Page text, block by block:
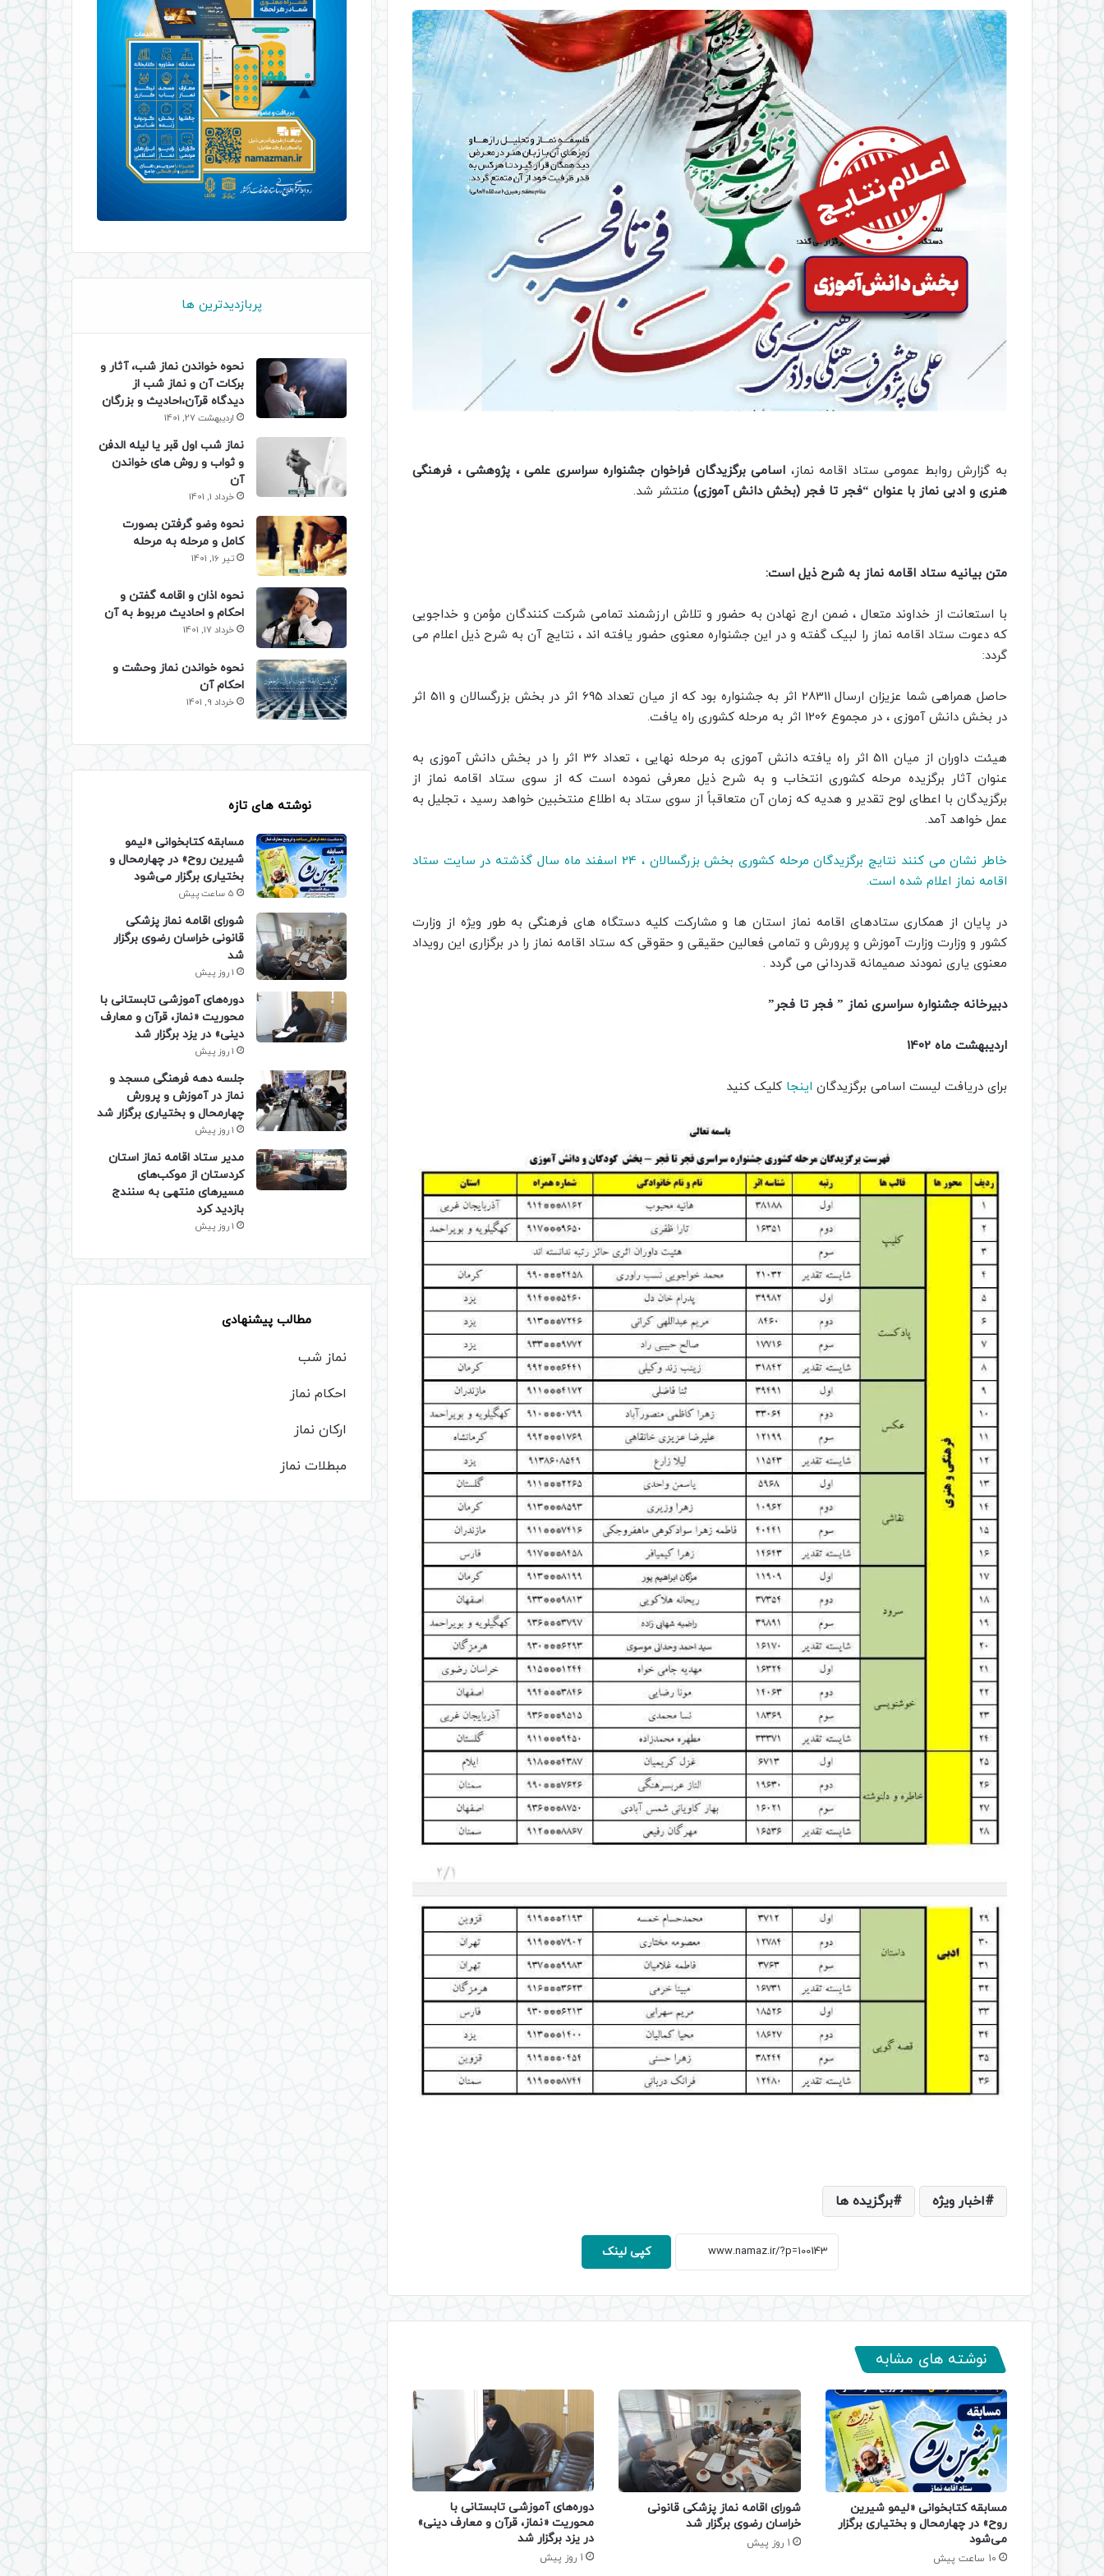
به گزارش روابط عمومی ستاد اقامه نماز، اسامی برگزیدگان فراخوان جشنواره سراسری علمی ، پژوهشی ، فرهنگی
هنری و ادبی نماز با عنوان “فجر تا فجر (بخش دانش آموزی) منتشر شد.
متن بیانیه ستاد اقامه نماز به شرح ذیل است:
با استعانت از خداوند متعال ، ضمن ارج نهادن به حضور و تلاش ارزشمند تمامی شرکت کنندگان مؤمن و خداجویی
که دعوت ستاد اقامه نماز را لبیک گفته و در این جشنواره معنوی حضور یافته اند ، نتایج آن به شرح ذیل اعلام می
گردد:
حاصل همراهی شما عزیزان ارسال 28311 اثر به جشنواره بود که از میان تعداد 695 اثر در بخش بزرگسالان و 511 اثر
در بخش دانش آموزی ، در مجموع 1206 اثر به مرحله کشوری راه یافت.
هیئت داوران از میان 511 اثر راه یافته دانش آموزی به مرحله نهایی ، تعداد 36 اثر را در بخش دانش آموزی به
عنوان آثار برگزیده مرحله کشوری انتخاب و به شرح ذیل معرفی نموده است که از سوی ستاد اقامه نماز از
برگزیدگان با اعطای لوح تقدیر و هدیه که زمان آن متعاقباً از سوی ستاد به اطلاع منتخبین خواهد رسید ، تجلیل به
عمل خواهد آمد.
خاطر نشان می کنند نتایج برگزیدگان مرحله کشوری بخش بزرگسالان ، 24 اسفند ماه سال گذشته در سایت ستاد
اقامه نماز اعلام شده است.
در پایان از همکاری ستادهای اقامه نماز استان ها و مشارکت کلیه دستگاه های فرهنگی به طور ویژه از وزارت
کشور و وزارت وزارت آموزش و پرورش و تمامی فعالین حقیقی و حقوقی که ستاد اقامه نماز را در برگزاری این رویداد
معنوی یاری نمودند صمیمانه قدردانی می گردد .
دبیرخانه جشنواره سراسری نماز ” فجر تا فجر”
اردیبهشت ماه 1402
برای دریافت لیست اسامی برگزیدگان اینجا کلیک کنید
اخبار ویژه برگزیده ها
کپی لینک
نوشته های مشابه
مسابقه کتابخوانی «لیمو شیرین
روح» در چهارمحال و بختیاری برگزار
می‌شود
10 ساعت پیش
شورای اقامه نماز پزشکی قانونی
خراسان رضوی برگزار شد
1 روز پیش
دوره‌های آموزشی تابستانی با
محوریت «نماز، قرآن و معارف دینی»
در یزد برگزار شد
1 روز پیش
پربازدیدترین ها
نحوه خواندن نماز شب، آثار و
برکات آن و نماز شب از
دیدگاه قرآن،احادیث و بزرگان
اردیبهشت 27, 1401
نماز شب اول قبر یا لیله الدفن
و ثواب و روش های خواندن
آن
خرداد 1, 1401
نحوه وضو گرفتن بصورت
کامل و مرحله به مرحله
تیر 16, 1401
نحوه اذان و اقامه گفتن و
احکام و احادیث مربوط به آن
خرداد 17, 1401
نحوه خواندن نماز وحشت و
احکام آن
خرداد 9, 1401
نوشته های تازه
مسابقه کتابخوانی «لیمو
شیرین روح» در چهارمحال و
بختیاری برگزار می‌شود
5 ساعت پیش
شورای اقامه نماز پزشکی
قانونی خراسان رضوی برگزار
شد
1 روز پیش
دوره‌های آموزشی تابستانی با
محوریت «نماز، قرآن و معارف
دینی» در یزد برگزار شد
1 روز پیش
جلسه دهه فرهنگی مسجد و
نماز در آموزش و پرورش
چهارمحال و بختیاری برگزار شد
1 روز پیش
مدیر ستاد اقامه نماز استان
کردستان از موکب‌های
مسیرهای منتهی به سنندج
بازدید کرد
1 روز پیش
مطالب پیشنهادی
نماز شب
احکام نماز
ارکان نماز
مبطلات نماز